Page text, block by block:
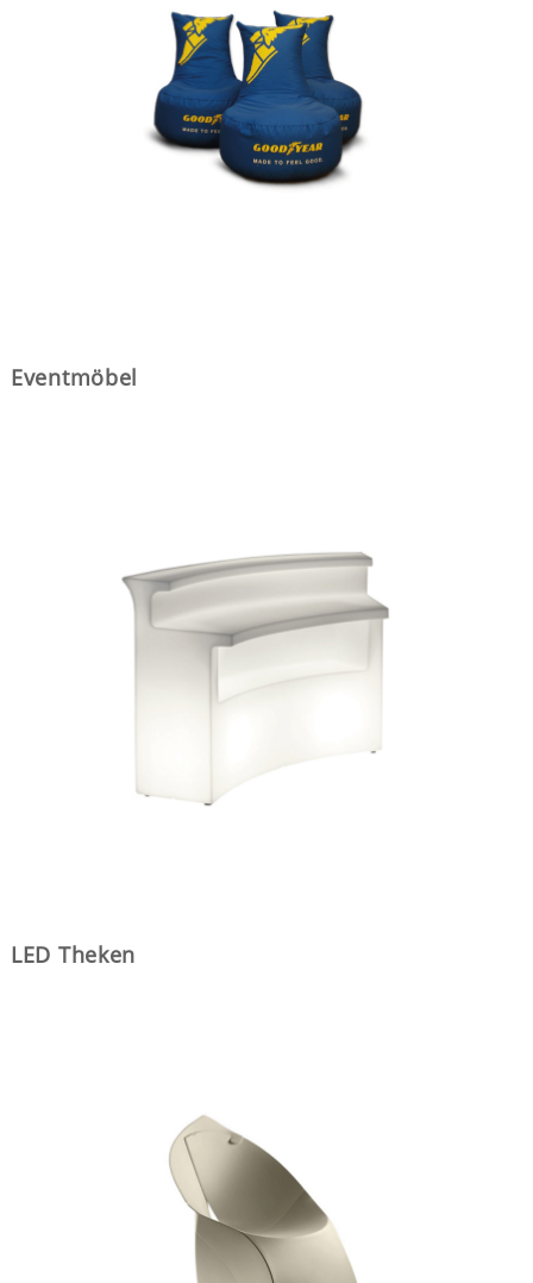
Eventmöbel
LED Theken